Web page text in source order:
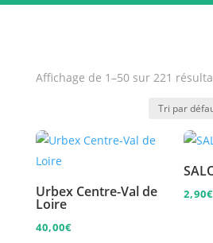
Affichage de 1–50 sur 221
Urbex Centre-Val de
Loire
40,00€
2,90€